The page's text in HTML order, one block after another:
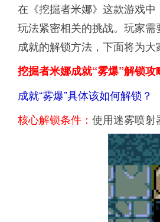
在《挖掘者米娜》这款游戏
玩法紧密相关的挑战。玩家
成就的解锁方法，下面将为
挖掘者米娜成就“雾爆”解锁攻
成就“雾爆”具体该如何解锁？
核心解锁条件： 使用迷雾喷射